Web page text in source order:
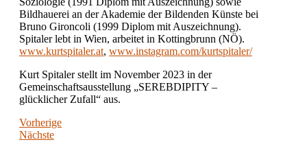
Bildhauerei an der Akademie der Bildenden Künste bei
Bruno Gironcoli (1999 Diplom mit Auszeichnung).
Spitaler lebt in Wien, arbeitet in Kottingbrunn (NÖ).
www.kurtspitaler.at, www.instagram.com/kurtspitaler/
Kurt Spitaler stellt im November 2023 in der
Gemeinschaftsausstellung „SEREBDIPITY –
glücklicher Zufall“ aus.
Vorherige
Nächste